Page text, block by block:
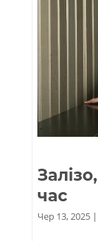
час
Чер 13, 2025|